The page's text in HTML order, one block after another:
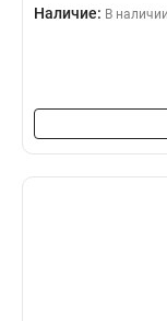
Наличие: В наличии